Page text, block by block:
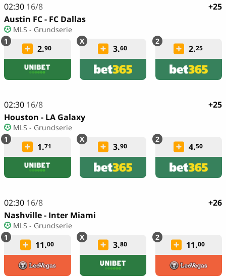
02:30 16/8
Austin FC - FC Dallas
MLS - Grundserie
2.90 3.60 2.25
+25
02:30 16/8
Houston - LA Galaxy
MLS - Grundserie
1.71 3.90 4.50
+25
02:30 16/8
Nashville - Inter Miami
MLS - Grundserie
11.00 3.80 11.00
+26